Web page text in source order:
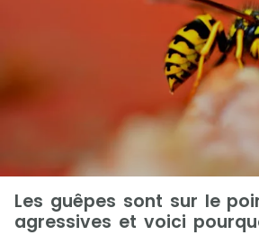
Les guêpes sont sur le
agressives et voici